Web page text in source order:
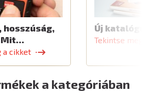
hosszúság,
Mit…
a cikket
Új katalógus
Tekintse meg a
a kategóriában